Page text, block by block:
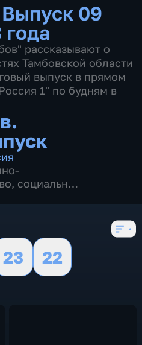
Выпуск 09
года
рассказывают о
Тамбовской области
выпуск в прямом
1" по будням в
, социально-
23
22